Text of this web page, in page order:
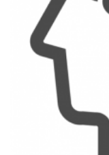
RECRUIT
STAFF BLOG
CONTACT US
サイトマップ